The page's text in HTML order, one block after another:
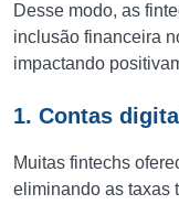
Desse modo, as
inclusão financeira
impactando
1. Contas
Muitas fintechs
eliminando as taxas